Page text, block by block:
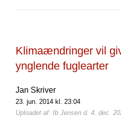
Klimaændringer vil
ynglende fuglearter
Jan Skriver
23. jun. 2014 kl. 23:04
Uploadet af: Ib Jensen d. 4. dec.